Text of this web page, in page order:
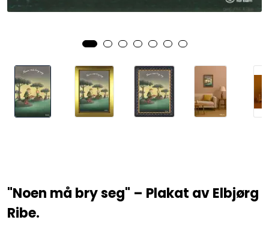
"Noen må bry seg" – Plakat av Elbjørg
Ribe.